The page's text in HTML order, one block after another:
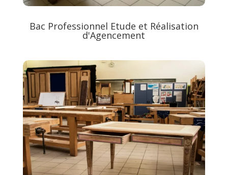
Bac Professionnel Etude et Réalisation
d'Agencement